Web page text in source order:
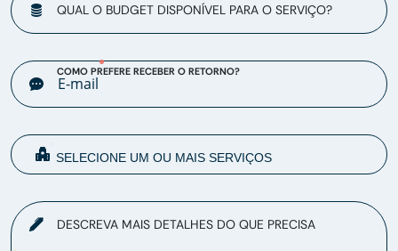
QUAL O BUDGET DISPONÍVEL PARA O SERVIÇO?
COMO PREFERE RECEBER O RETORNO?
DESCREVA MAIS DETALHES DO QUE PRECISA